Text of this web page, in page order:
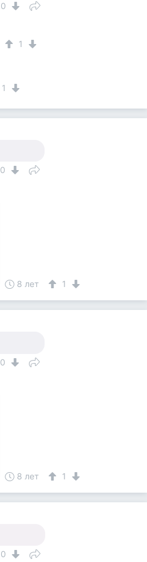
0
1
1
0
8 лет 1
0
8 лет 1
0